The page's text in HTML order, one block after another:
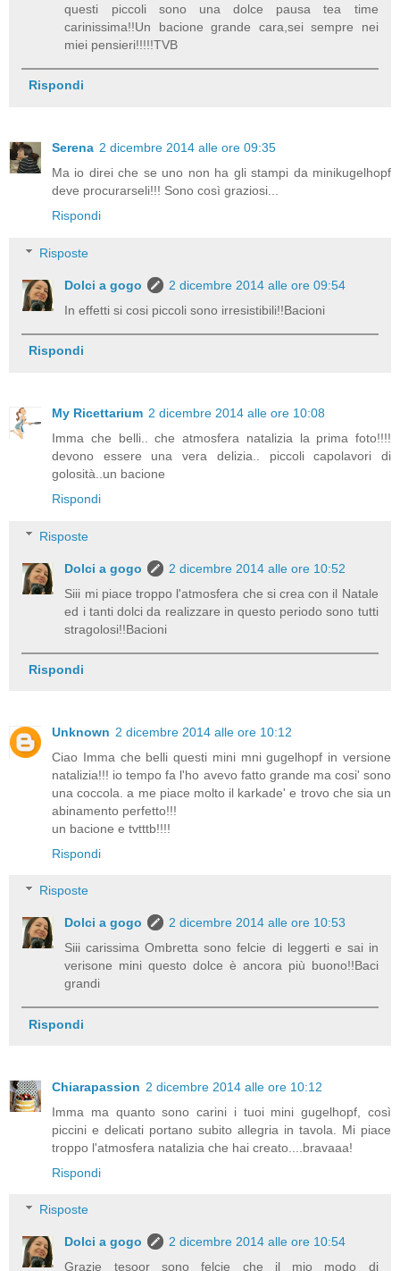
questi piccoli sono una dolce pausa tea time
carinissima!!Un bacione grande cara,sei sempre nei
miei pensieri!!!!!TVB
Rispondi
Serena 2 dicembre 2014 alle ore 09:35
Ma io direi che se uno non ha gli stampi da minikugelhopf
deve procurarseli!!! Sono così graziosi...
Rispondi
Risposte
Dolci a gogo
2 dicembre 2014 alle ore 09:54
In effetti si cosi piccoli sono irresistibili!!Bacioni
Rispondi
My Ricettarium 2 dicembre 2014 alle ore 10:08
Imma che belli.. che atmosfera natalizia la prima foto!!!!
devono essere una vera delizia.. piccoli capolavori di
golosità..un bacione
Rispondi
Risposte
Dolci a gogo
2 dicembre 2014 alle ore 10:52
Siii mi piace troppo l'atmosfera che si crea con il Natale
ed i tanti dolci da realizzare in questo periodo sono tutti
stragolosi!!Bacioni
Rispondi
Unknown 2 dicembre 2014 alle ore 10:12
Ciao Imma che belli questi mini mni gugelhopf in versione
natalizia!!! io tempo fa l'ho avevo fatto grande ma cosi' sono
una coccola. a me piace molto il karkade' e trovo che sia un
abinamento perfetto!!!
un bacione e tvtttb!!!!
Rispondi
Risposte
Dolci a gogo
2 dicembre 2014 alle ore 10:53
Siii carissima Ombretta sono felcie di leggerti e sai in
verisone mini questo dolce è ancora più buono!!Baci
grandi
Rispondi
Chiarapassion 2 dicembre 2014 alle ore 10:12
Imma ma quanto sono carini i tuoi mini gugelhopf, così
piccini e delicati portano subito allegria in tavola. Mi piace
troppo l'atmosfera natalizia che hai creato....bravaaa!
Rispondi
Risposte
Dolci a gogo
2 dicembre 2014 alle ore 10:54
Grazie tesoor sono felcie che il mio modo di